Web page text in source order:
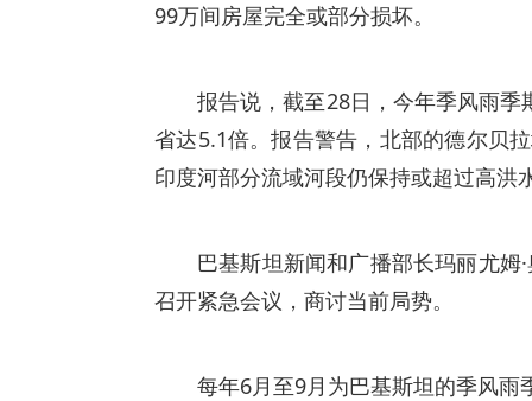
99万间房屋完全或部分损坏。
报告说，截至28日，今年季风雨
省达5.1倍。报告警告，北部的德尔贝
印度河部分流域河段仍保持或超过高洪
巴基斯坦新闻和广播部长玛丽尤姆
召开紧急会议，商讨当前局势。
每年6月至9月为巴基斯坦的季风